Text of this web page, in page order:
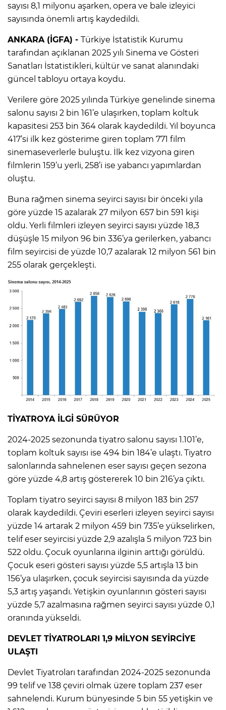
sayısı 8,1 milyonu aşarken, opera ve bale izleyici
sayısında önemli artış kaydedildi.
ANKARA (İGFA) - Türkiye İstatistik Kurumu
tarafından açıklanan 2025 yılı Sinema ve Gösteri
Sanatları İstatistikleri, kültür ve sanat alanındaki
güncel tabloyu ortaya koydu.
Verilere göre 2025 yılında Türkiye genelinde sinema
salonu sayısı 2 bin 161’e ulaşırken, toplam koltuk
kapasitesi 253 bin 364 olarak kaydedildi. Yıl boyunca
417’si ilk kez gösterime giren toplam 771 film
sinemaseverlerle buluştu. İlk kez vizyona giren
filmlerin 159’u yerli, 258’i ise yabancı yapımlardan
oluştu.
Buna rağmen sinema seyirci sayısı bir önceki yıla
göre yüzde 15 azalarak 27 milyon 657 bin 591 kişi
oldu. Yerli filmleri izleyen seyirci sayısı yüzde 18,3
düşüşle 15 milyon 96 bin 336’ya gerilerken, yabancı
film seyircisi de yüzde 10,7 azalarak 12 milyon 561 bin
255 olarak gerçekleşti.
TİYATROYA İLGİ SÜRÜYOR
2024-2025 sezonunda tiyatro salonu sayısı 1.101’e,
toplam koltuk sayısı ise 494 bin 184’e ulaştı. Tiyatro
salonlarında sahnelenen eser sayısı geçen sezona
göre yüzde 4,8 artış göstererek 10 bin 216’ya çıktı.
Toplam tiyatro seyirci sayısı 8 milyon 183 bin 257
olarak kaydedildi. Çeviri eserleri izleyen seyirci sayısı
yüzde 14 artarak 2 milyon 459 bin 735’e yükselirken,
telif eser seyircisi yüzde 2,9 azalışla 5 milyon 723 bin
522 oldu. Çocuk oyunlarına ilginin arttığı görüldü.
Çocuk eseri gösteri sayısı yüzde 5,5 artışla 13 bin
156’ya ulaşırken, çocuk seyircisi sayısında da yüzde
5,3 artış yaşandı. Yetişkin oyunlarının gösteri sayısı
yüzde 5,7 azalmasına rağmen seyirci sayısı yüzde 0,1
oranında yükseldi.
DEVLET TİYATROLARI 1,9 MİLYON SEYİRCİYE
ULAŞTI
Devlet Tiyatroları tarafından 2024-2025 sezonunda
99 telif ve 138 çeviri olmak üzere toplam 237 eser
sahnelendi. Kurum bünyesinde 5 bin 55 yetişkin ve